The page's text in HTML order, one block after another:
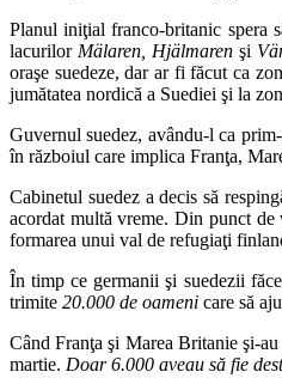
Planul iniţial franco-britanic spera
lacurilor Mälaren, Hjälmaren şi
oraşe suedeze, dar ar fi făcut ca
jumătatea nordică a Suediei şi la
Guvernul suedez, avându-l ca
în războiul care implica Franţa,
Cabinetul suedez a decis să
acordat multă vreme. Din punct de
formarea unui val de refugiaţi
În timp ce germanii şi suedezii
trimite 20.000 de oameni care să
Când Franţa şi Marea Britanie şi-
martie. Doar 6.000 aveau să fie